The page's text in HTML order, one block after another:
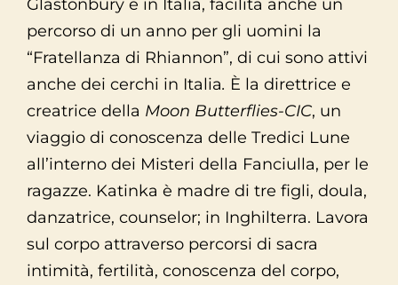
Glastonbury e in Italia, facilita anche un
percorso di un anno per gli uomini la
“Fratellanza di Rhiannon”, di cui sono attivi
anche dei cerchi in Italia. È la direttrice e
creatrice della Moon Butterflies-CIC, un
viaggio di conoscenza delle Tredici Lune
all’interno dei Misteri della Fanciulla, per le
ragazze. Katinka è madre di tre figli, doula,
danzatrice, counselor; in Inghilterra. Lavora
sul corpo attraverso percorsi di sacra
intimità, fertilità, conoscenza del corpo,